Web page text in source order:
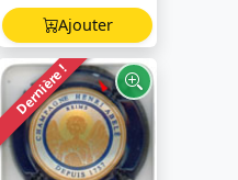
Ajouter
Dernière !